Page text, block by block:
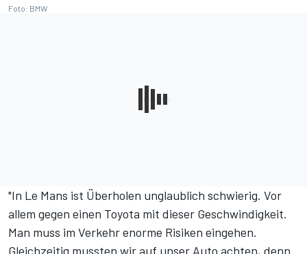
Foto: BMW
"In Le Mans ist Überholen unglaublich schwierig. Vor
allem gegen einen Toyota mit dieser Geschwindigkeit.
Man muss im Verkehr enorme Risiken eingehen.
Gleichzeitig mussten wir auf unser Auto achten, denn